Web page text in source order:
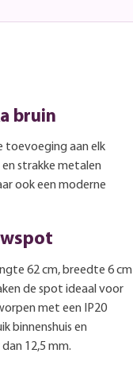
bruin
toevoeging aan elk
strakke metalen
ook een moderne
62 cm, breedte 6 cm
de spot ideaal voor
met een IP20
binnenshuis en
12,5 mm.